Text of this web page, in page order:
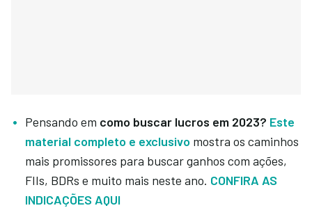
Pensando em como buscar lucros em 2023? Este
material completo e exclusivo mostra os caminhos
mais promissores para buscar ganhos com ações,
FIIs, BDRs e muito mais neste ano. CONFIRA AS
INDICAÇÕES AQUI